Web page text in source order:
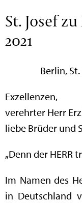
St. Josef
2021
Berlin,
Exzellenzen,
verehrter Herr
liebe Brüder und
„Denn der HERR
Im Namen des
in Deutschland